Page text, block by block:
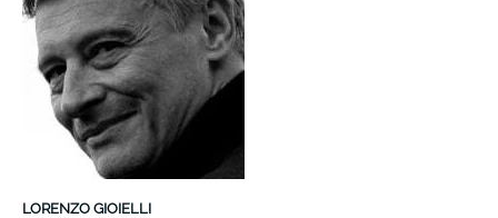
LORENZO GIOIELLI